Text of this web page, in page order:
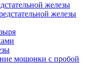
железы
железы
мошонки с пробой